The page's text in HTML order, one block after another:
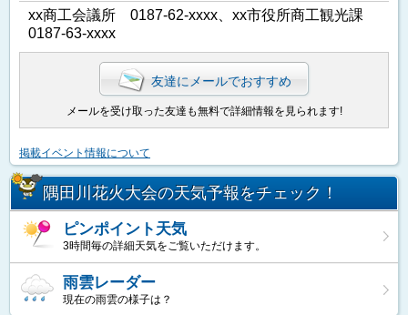
xx商工会議所 0187-62-xxxx、xx市役所商工観光課
0187-63-xxxx
友達にメールでおすすめ
メールを受け取った友達も無料で詳細情報を見られます!
掲載イベント情報について
隅田川花火大会の天気予報をチェック！
ピンポイント天気
3時間毎の詳細天気をご覧いただけます。
雨雲レーダー
現在の雨雲の様子は？